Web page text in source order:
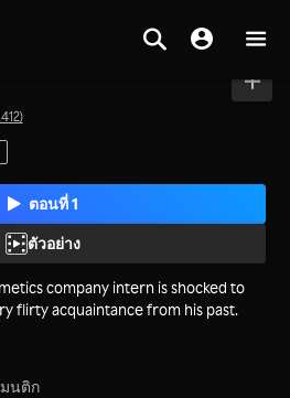
ตอนที่ 1
ตัวอย่าง
company intern is shocked to
flirty acquaintance from his past.
นติก